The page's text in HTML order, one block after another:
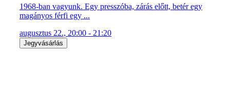
1968-ban vagyunk. Egy presszóba, zárás előtt, betér egy
magányos férfi egy ...
augusztus 22., 20:00 - 21:20
Jegyvásárlás